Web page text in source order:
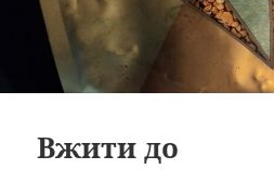
Вжити до